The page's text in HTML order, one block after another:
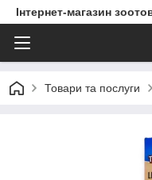
Інтернет-магазин
Товари та послуги